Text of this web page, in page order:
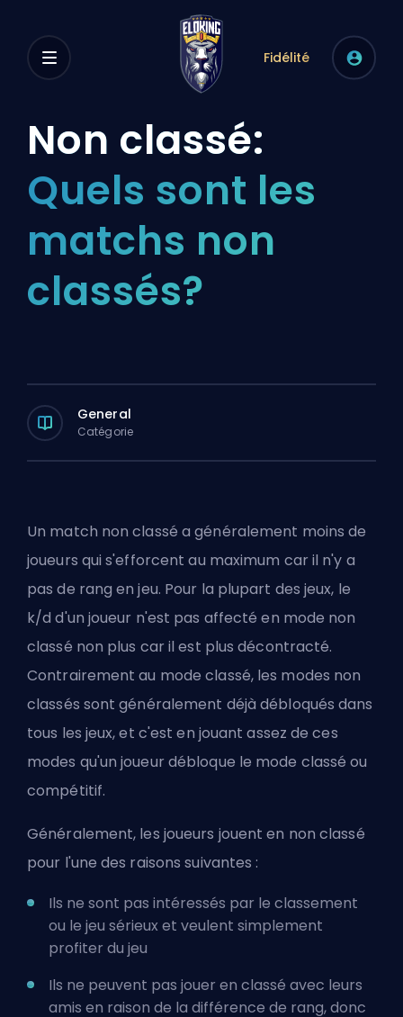
Fidélité
Non classé:
Quels sont les
matchs non
classés?
General
Catégorie
Un match non classé a généralement moins de
joueurs qui s'efforcent au maximum car il n'y a
pas de rang en jeu. Pour la plupart des jeux, le
k/d d'un joueur n'est pas affecté en mode non
classé non plus car il est plus décontracté.
Contrairement au mode classé, les modes non
classés sont généralement déjà débloqués dans
tous les jeux, et c'est en jouant assez de ces
modes qu'un joueur débloque le mode classé ou
compétitif.
Généralement, les joueurs jouent en non classé
pour l'une des raisons suivantes :
Ils ne sont pas intéressés par le classement
ou le jeu sérieux et veulent simplement
profiter du jeu
Ils ne peuvent pas jouer en classé avec leurs
amis en raison de la différence de rang, donc